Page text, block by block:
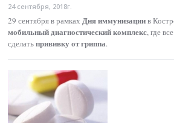
24 сентября, 2018г.
29 сентября в рамкахДня иммунизациив
мобильный диагностический комплекс, где
сделатьпрививку от гриппа.